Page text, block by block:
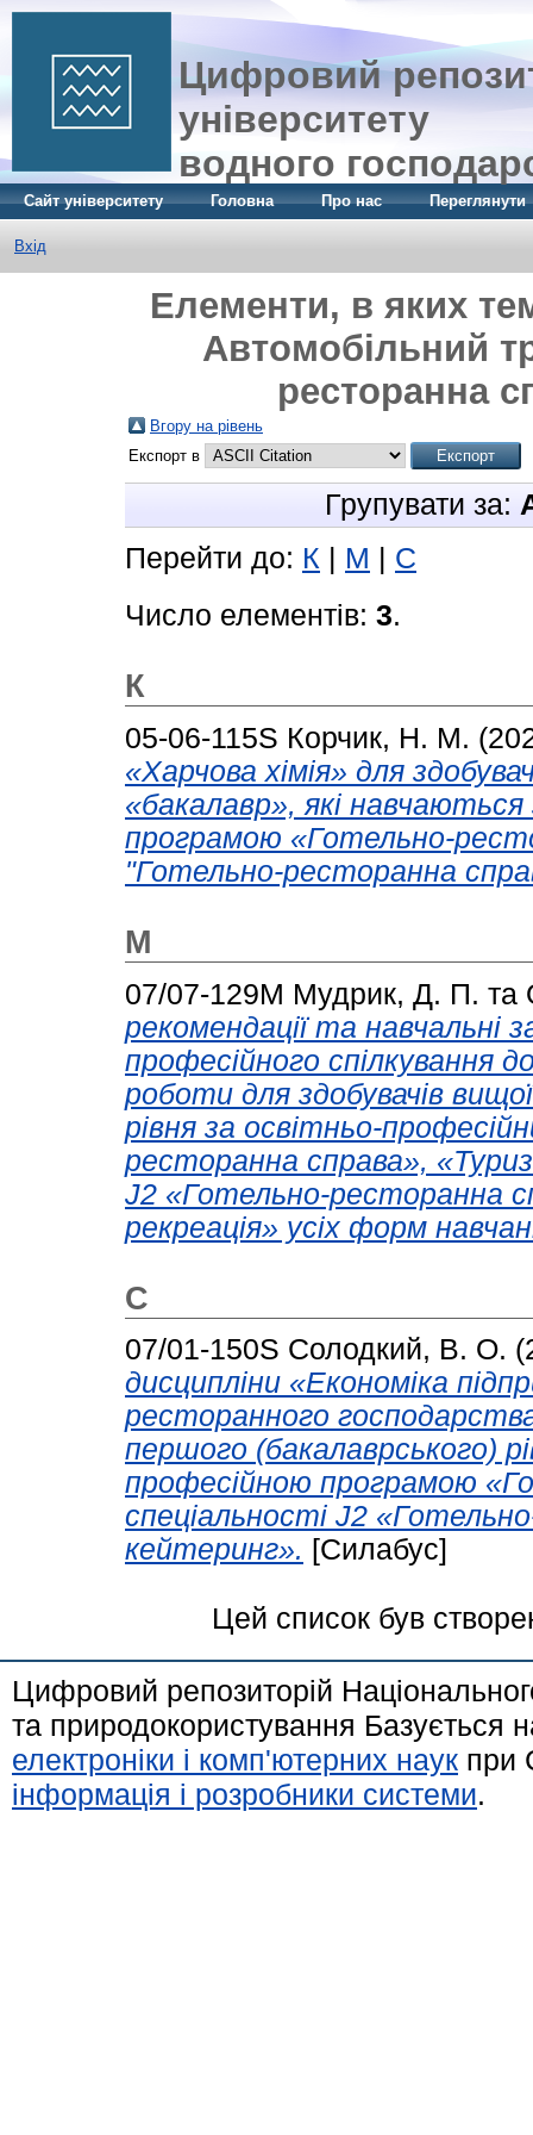
Цифровий
університету
водного
Сайт університету Головна Про нас Переглянути
Вхід
Елементи, в яких
Автомобільний
ресторанна
Вгору на рівень
Експорт в
Групувати за:
Перейти до: К М
С
Число елементів: 3.
К
05-06-115S Корчик, Н. М.
«Харчова хімія» для
«бакалавр», які
програмою «Готельно-
"Готельно-ресторанна
М
07/07-129М Мудрик, Д. П. та
рекомендації та навчальні
професійного спілкування
роботи для здобувачів
рівня за освітньо-
ресторанна справа»,
J2 «Готельно-ресторанна
рекреація» усіх форм
С
07/01-150S Солодкий, В. О.
дисципліни «Економіка
ресторанного
першого (бакалаврського)
професійною програмою
спеціальності J2
кейтеринг». [Силабус]
Цей список був
Цифровий репозиторій
та природокористування Базується
електроніки і комп'ютерних наук при
інформація і розробники системи.